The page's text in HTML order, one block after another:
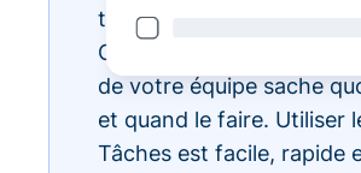
tout au sein de
CRM, pour que chaque
de votre équipe sache
et quand le faire. Utiliser
Tâches est facile, rapide